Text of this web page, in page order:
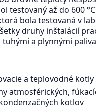
testovaný až do 600
bola testovaná v
druhy inštalácií
tuhými a plynnými
a teplovodné kotly
atmosférických,
kotlov